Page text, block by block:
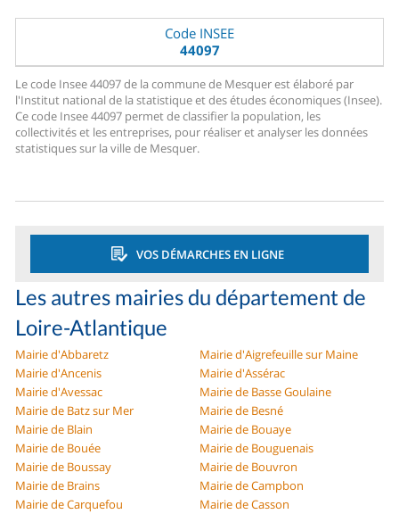
Code INSEE
44097
Le code Insee 44097 de la commune de Mesquer est élaboré par
l'Institut national de la statistique et des études économiques (Insee).
Ce code Insee 44097 permet de classifier la population, les
collectivités et les entreprises, pour réaliser et analyser les données
statistiques sur la ville de Mesquer.
VOS DÉMARCHES EN LIGNE
Les autres mairies du département de
Loire-Atlantique
Mairie d'Abbaretz
Mairie d'Aigrefeuille sur Maine
Mairie d'Ancenis
Mairie d'Assérac
Mairie d'Avessac
Mairie de Basse Goulaine
Mairie de Batz sur Mer
Mairie de Besné
Mairie de Blain
Mairie de Bouaye
Mairie de Bouée
Mairie de Bouguenais
Mairie de Boussay
Mairie de Bouvron
Mairie de Brains
Mairie de Campbon
Mairie de Carquefou
Mairie de Casson